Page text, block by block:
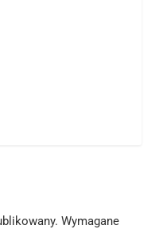
Wymagane